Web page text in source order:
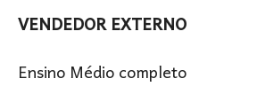
VENDEDOR EXTERNO
Ensino Médio completo